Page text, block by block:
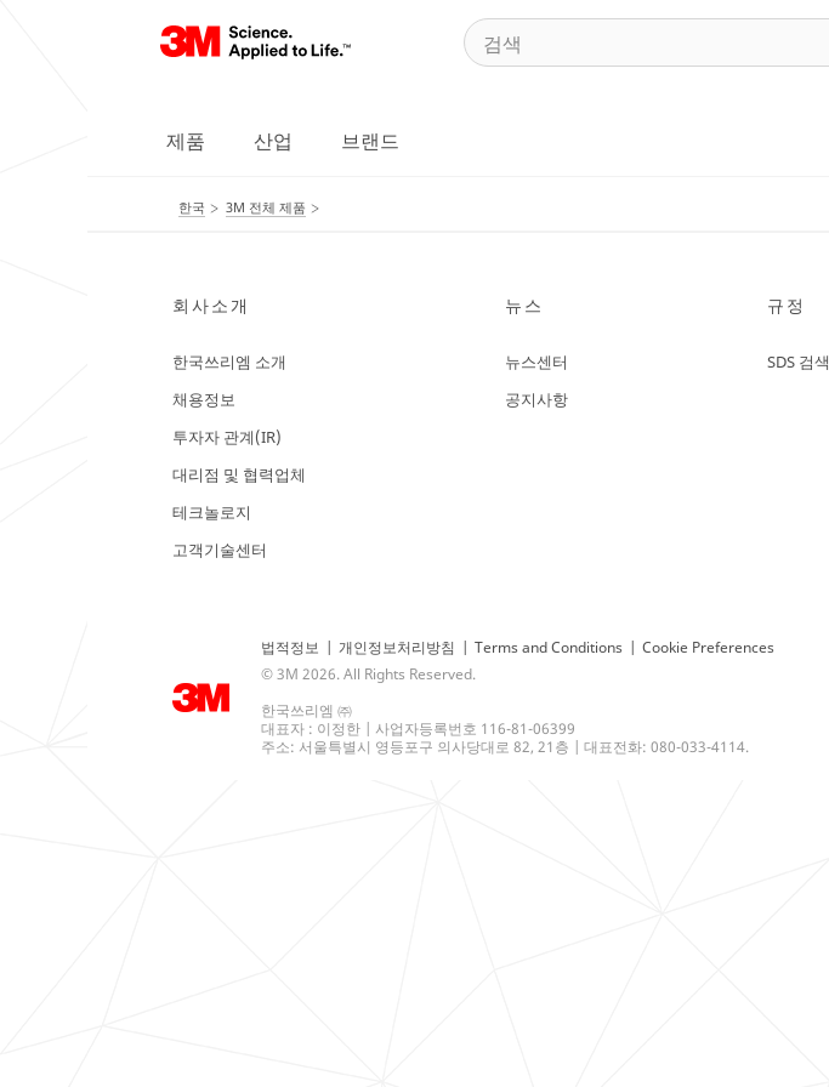
제품 산업 브랜드
한국 3M 전체 제품
회사소개
한국쓰리엠 소개
채용정보
투자자 관계(IR)
대리점 및 협력업체
테크놀로지
고객기술센터
뉴스
뉴스센터
공지사항
규정
SDS 검색
법적정보 | 개인정보처리방침 | Terms and Conditions | Cookie Preferences
© 3M 2026. All Rights Reserved.
한국쓰리엠 ㈜
대표자 : 이정한 | 사업자등록번호 116-81-06399
주소: 서울특별시 영등포구 의사당대로 82, 21층 | 대표전화: 080-033-4114.